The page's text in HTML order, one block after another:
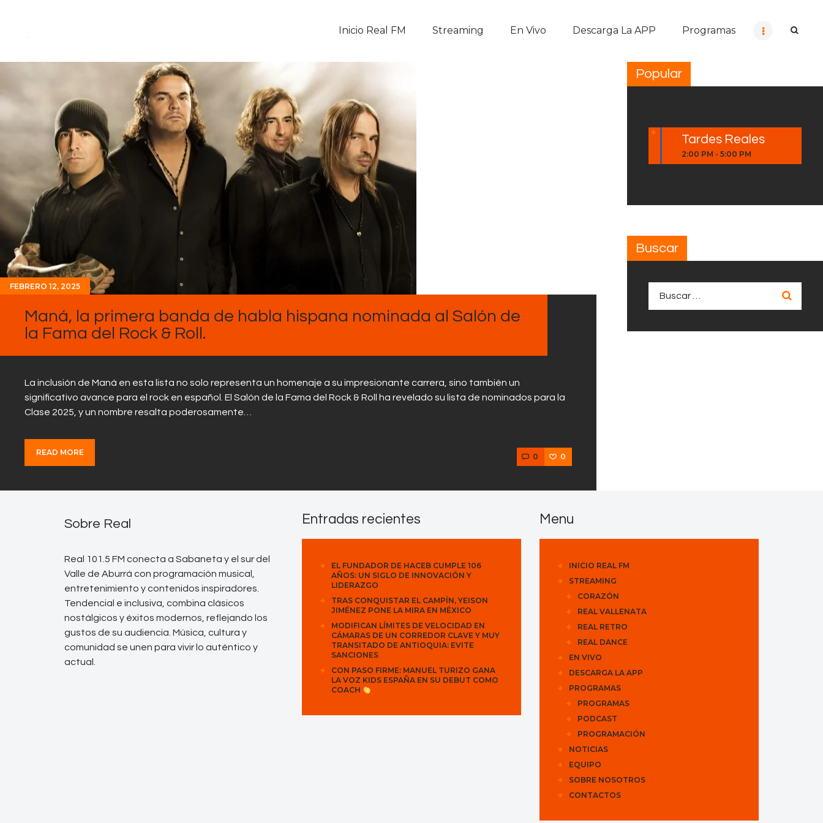
Inicio Real FM Streaming En Vivo Descarga La APP Programas
En Vivo
Descarga La APP
Programas
Noticias
Equipo
Sobre Nosotros
Contactos
FEBRERO 12, 2025
Maná, la primera banda de habla hispana nominada al Salón de
la Fama del Rock & Roll.
La inclusión de Maná en esta lista no solo representa un homenaje a su impresionante carrera, sino también un
significativo avance para el rock en español. El Salón de la Fama del Rock & Roll ha revelado su lista de nominados para la
Clase 2025, y un nombre resalta poderosamente…
READ MORE 0 0
Popular
Tardes Reales
2:00 PM -5:00 PM
Buscar
Sobre Real
Real 101.5 FM conecta a Sabaneta y el sur del
Valle de Aburrá con programación musical,
entretenimiento y contenidos inspiradores.
Tendencial e inclusiva, combina clásicos
nostálgicos y éxitos modernos, reflejando los
gustos de su audiencia. Música, cultura y
comunidad se unen para vivir lo auténtico y
actual.
Entradas recientes
EL FUNDADOR DE HACEB CUMPLE 106
AÑOS: UN SIGLO DE INNOVACIÓN Y
LIDERAZGO
TRAS CONQUISTAR EL CAMPÍN, YEISON
JIMÉNEZ PONE LA MIRA EN MÉXICO
MODIFICAN LÍMITES DE VELOCIDAD EN
CÁMARAS DE UN CORREDOR CLAVE Y MUY
TRANSITADO DE ANTIOQUIA: EVITE
SANCIONES
CON PASO FIRME: MANUEL TURIZO GANA
LA VOZ KIDS ESPAÑA EN SU DEBUT COMO
COACH
Menu
INICIO REAL FM
STREAMING
CORAZÓN
REAL VALLENATA
REAL RETRO
REAL DANCE
EN VIVO
DESCARGA LA APP
PROGRAMAS
PROGRAMAS
PODCAST
PROGRAMACIÓN
NOTICIAS
EQUIPO
SOBRE NOSOTROS
CONTACTOS